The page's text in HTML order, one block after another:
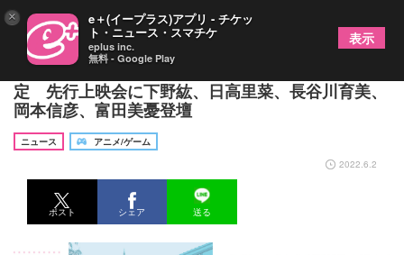
アニメ『継母の連れ子が元カノだった』放送日決
定 先行上映会に下野紘、日高里菜、長谷川育美、
岡本信彦、富田美憂登壇
ニュース
アニメ/ゲーム
2022.6.2
ポスト シェア 送る
× e＋(イープラス)アプリ - チケッ
ト・ニュース・スマチケ
eplus inc.
無料 - Google Play
表示